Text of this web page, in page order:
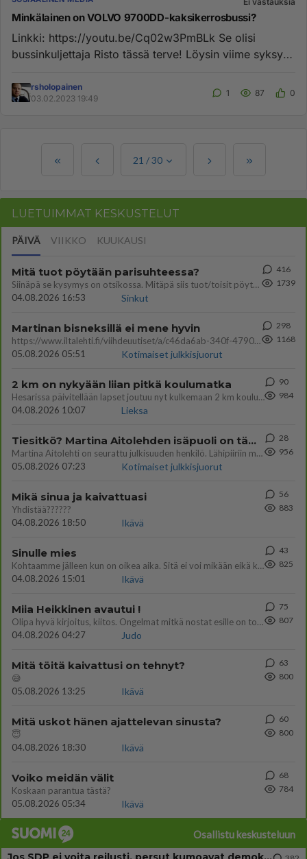
Minkälainen on VOLVO 9700DD-kaksikerrosbussi?
Linkki: https://youtu.be/Cq02w3PmBLk Se olisi
bussinkuljettaja Risto tässä terve! Löysin viime syksynä
rsholopainen
03.02.2023 19:49
1 87 0
21 /30
LUETUIMMAT KESKUSTELUT
PÄIVÄ VIIKKO KUUKAUSI
Mitä tuot pöytään parisuhteessa?
Siinäpä se kysymys on otsikossa. Mitäpä siis tuot/toisit pöytään parisuhteessa? Oletko mies vai nainen? Koetko sen mitä
04.08.2026 16:53
Sinkut
416
1739
Martinan bisneksillä ei mene hyvin
https://www.iltalehti.fi/viihdeuutiset/a/c46da6ab-340f-4790-aaa7-0865eed2336 Yrityksen konkurssihakemus on tullut kärä
05.08.2026 05:51
Kotimaiset julkkisjuorut
298
1168
2 km on nykyään liian pitkä koulumatka
Hesarissa päivitellään lapset joutuu nyt kulkemaan 2 km kouluun jösses. Ruostefillarilla tuo matka menee vaikka miten äk
04.08.2026 10:07
Lieksa
90
984
Tiesitkö? Martina Aitolehden isäpuoli on tämä suosittu laulaja
Martina Aitolehti on seurattu julkisuuden henkilö. Lähipiiriin mahtuu muitakin tunnettuja henkilöitä. Tiesitkö, että Ma
05.08.2026 07:23
Kotimaiset julkkisjuorut
28
956
Mikä sinua ja kaivattuasi
Yhdistää??????
04.08.2026 18:50
Ikävä
56
883
Sinulle mies
Kohtaamme jälleen kun on oikea aika. Sitä ei voi mikään eikä kukaan estää <3 <3
04.08.2026 15:01
Ikävä
43
825
Miia Heikkinen avautui !
Olipa hyvä kirjoitus, kiitos. Ongelmat mitkä nostat esille on todellisia ja tämä ylimielisyys totta ja se näkyy kaikessa
04.08.2026 04:27
Judo
75
807
Mitä töitä kaivattusi on tehnyt?
😅
05.08.2026 13:25
Ikävä
63
800
Mitä uskot hänen ajattelevan sinusta?
😇
04.08.2026 18:30
Ikävä
60
800
Voiko meidän välit
Koskaan parantua tästä?
05.08.2026 05:34
Ikävä
68
784
Osallistu keskusteluun